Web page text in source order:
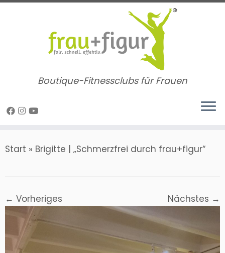
Zum
Boutique-Fitnessclubs für Frauen
Start » Brigitte | „Schmerzfrei durch frau+figur“
← Vorheriges Nächstes →